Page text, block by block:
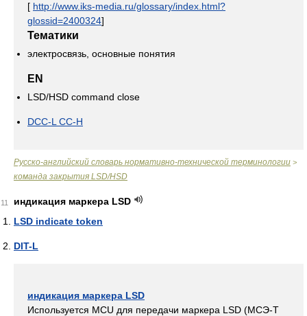
[ http://www.iks-media.ru/glossary/index.html?
glossid=2400324]
Тематики
электросвязь, основные понятия
EN
LSD/HSD command close
DCC-L CC-H
Русско-английский словарь нормативно-технической терминологии >
команда закрытия LSD/HSD
11
индикация маркера LSD
LSD indicate token
DIT-L
индикация маркера LSD
Используется MCU для передачи маркера LSD (МСЭ-Т